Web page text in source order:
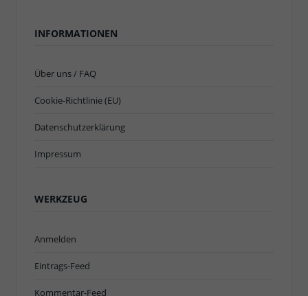
INFORMATIONEN
Über uns / FAQ
Cookie-Richtlinie (EU)
Datenschutzerklärung
Impressum
WERKZEUG
Anmelden
Eintrags-Feed
Kommentar-Feed